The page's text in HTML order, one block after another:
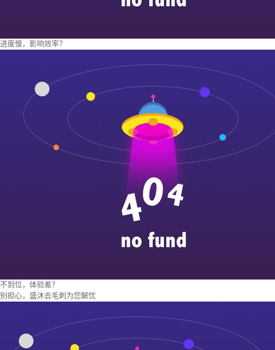
进度慢，影响效率？
不到位，体验差？
别担心，盛沐去毛刺为您解忧